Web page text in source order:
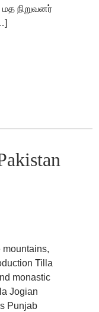
நிறுவனர்
Tilla
monastic
Jogian
Punjab